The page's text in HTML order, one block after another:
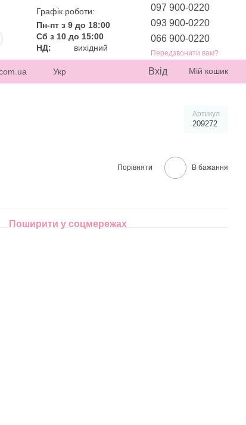
Графік роботи:
Пн-пт з 9 до 18:00
Сб з 10 до 15:00
НД:
вихідний
097 900-0220
093 900-0220
066 900-0220
Передзвонити вам?
Укр Вхід Мій кошик
Артикул
209272
Порівняти В бажання
Поширити у соцмережах